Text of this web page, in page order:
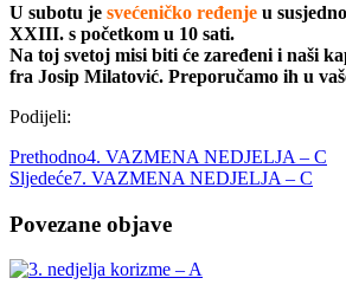
U subotu je svećeničko ređenje u
XXIII. s početkom u 10 sati.
Na toj svetoj misi biti će zaređeni i naši
fra Josip Milatović. Preporučamo ih u
Podijeli:
Prethodno4. VAZMENA NEDJELJA – C
Sljedeće7. VAZMENA NEDJELJA – C
Povezane objave